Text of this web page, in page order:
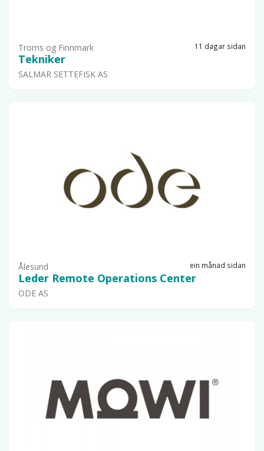
11 dagar sidan
Troms og Finnmark
Tekniker
SALMAR SETTEFISK AS
ein månad sidan
Ålesund
Leder Remote Operations Center
ODE AS